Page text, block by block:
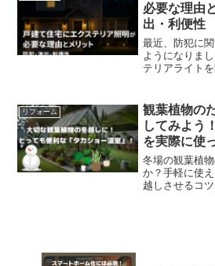
必要な理由
出・利便性
最近、防犯に
ようになりま
テリアライト
リフォーム
観葉植物の
してみよう
を実際に使
冬場の観葉植
か？手軽に使
越しさせるコ